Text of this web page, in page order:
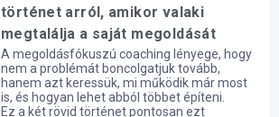
történet arról, amikor valaki
megtalálja a saját megoldását
A megoldásfókuszú coaching lényege, hogy
nem a problémát boncolgatjuk tovább,
hanem azt keressük, mi működik már most
is, és hogyan lehet abból többet építeni.
Ez a két rövid történet pontosan ezt